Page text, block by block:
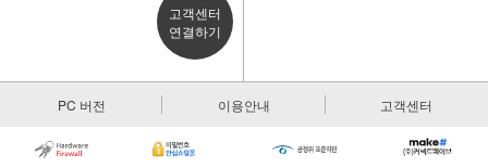
고객센터
연결하기
PC 버전 이용안내 고객센터